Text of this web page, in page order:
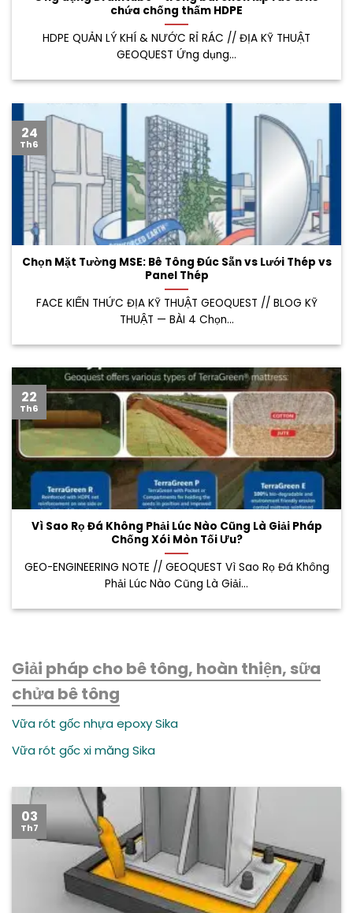
chứa chống thấm HDPE
HDPE QUẢN LÝ KHÍ & NƯỚC RỈ RÁC // ĐỊA KỸ THUẬT
GEOQUEST Ứng dụng...
Chọn Mặt Tường MSE: Bê Tông Đúc Sẵn vs Lưới Thép vs
Panel Thép
FACE KIẾN THỨC ĐỊA KỸ THUẬT GEOQUEST // BLOG KỸ
THUẬT — BÀI 4 Chọn...
24
Th6
Vì Sao Rọ Đá Không Phải Lúc Nào Cũng Là Giải Pháp
Chống Xói Mòn Tối Ưu?
GEO-ENGINEERING NOTE // GEOQUEST Vì Sao Rọ Đá Không
Phải Lúc Nào Cũng Là Giải...
22
Th6
Giải pháp cho bê tông, hoàn thiện, sữa
chửa bê tông
Vữa rót gốc nhựa epoxy Sika
Vữa rót gốc xi măng Sika
03
Th7